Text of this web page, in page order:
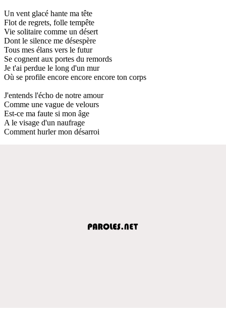
Un vent glacé hante ma tête
Flot de regrets, folle tempête
Vie solitaire comme un désert
Dont le silence me désespère
Tous mes élans vers le futur
Se cognent aux portes du remords
Je t'ai perdue le long d'un mur
Où se profile encore encore encore ton corps
J'entends l'écho de notre amour
Comme une vague de velours
Est-ce ma faute si mon âge
A le visage d'un naufrage
Comment hurler mon désarroi